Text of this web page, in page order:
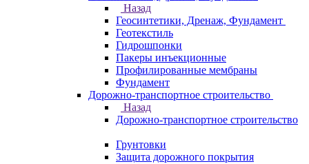
Назад
Геосинтетики, Дренаж, Фундамент
Геотекстиль
Гидрошпонки
Пакеры инъекционные
Профилированные мембраны
Фундамент
Дорожно-транспортное строительство
Назад
Дорожно-транспортное строительство
Грунтовки
Защита дорожного покрытия